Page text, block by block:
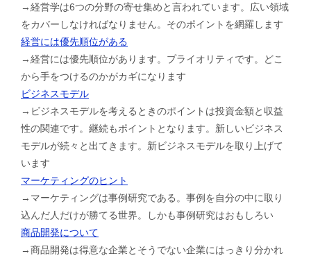
→経営学は6つの分野の寄せ集めと言われています。広い領域
をカバーしなければなりません。そのポイントを網羅します
経営には優先順位がある
→経営には優先順位があります。プライオリティです。どこ
から手をつけるのかがカギになります
ビジネスモデル
→ビジネスモデルを考えるときのポイントは投資金額と収益
性の関連です。継続もポイントとなります。新しいビジネス
モデルが続々と出てきます。新ビジネスモデルを取り上げて
います
マーケティングのヒント
→マーケティングは事例研究である。事例を自分の中に取り
込んだ人だけが勝てる世界。しかも事例研究はおもしろい
商品開発について
→商品開発は得意な企業とそうでない企業にはっきり分かれ